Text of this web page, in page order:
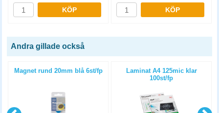
KÖP KÖP
Andra gillade också
Magnet rund 20mm blå 6st/fp
Laminat A4 125mic klar
100st/fp